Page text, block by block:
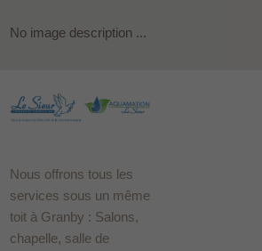
No image description ...
Nous offrons tous les
services sous un même
toit à Granby : Salons,
chapelle, salle de